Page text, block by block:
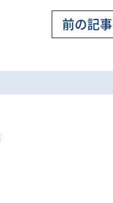
前の記事